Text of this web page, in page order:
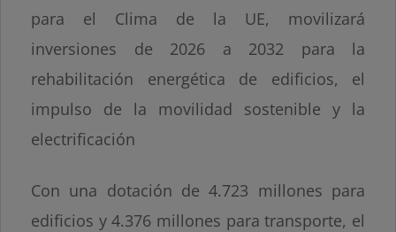
para el Clima de la UE, movilizará
inversiones de 2026 a 2032 para la
rehabilitación energética de edificios, el
impulso de la movilidad sostenible y la
electrificación
Con una dotación de 4.723 millones para
edificios y 4.376 millones para transporte, el